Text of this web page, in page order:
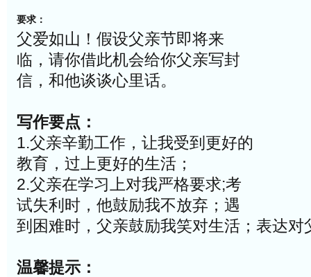
要求：
父爱如山！假设父亲节即将来
临，请你借此机会给你父亲写封
信，和他谈谈心里话。
写作要点：
1.父亲辛勤工作，让我受到更好的
教育，过上更好的生活；
2.父亲在学习上对我严格要求;考
试失利时，他鼓励我不放弃；遇
到困难时，父亲鼓励我笑对生活；表达对
温馨提示：